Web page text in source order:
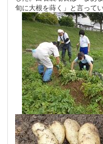
旬に大根を蒔く」と言ってい